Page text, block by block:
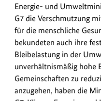
Veranstaltung
im
November
2022
besuchten
Expertinnen
und
Experten
aus
Energie- und
G7 die Verschmutzung
für die menschliche
bekundeten auch ihre
Bleibelastung in der
unverhältnismäßig hohe
Gemeinschaften zu
anzugehen, haben die